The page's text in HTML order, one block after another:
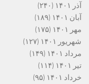
آذر ۱۴۰۱
(۲۴۰)
آبان ۱۴۰۱
(۱۸۹)
مهر ۱۴۰۱
(۱۷۵)
شهریور ۱۴۰۱
(۱۲۷)
مرداد ۱۴۰۱
(۱۴۹)
تیر ۱۴۰۱
(۱۱۴)
خرداد ۱۴۰۱
(۹۵)